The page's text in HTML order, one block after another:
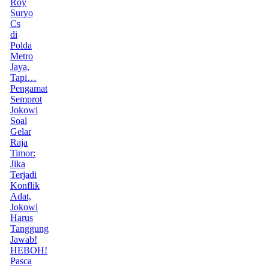
Suryo
Cs
di
Polda
Metro
Jaya,
Tapi…
Pengamat
Semprot
Jokowi
Soal
Gelar
Raja
Timor:
Jika
Terjadi
Konflik
Adat,
Jokowi
Harus
Tanggung
Jawab!
HEBOH!
Pasca